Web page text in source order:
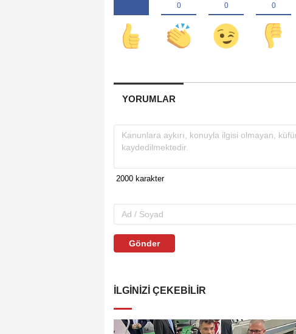
YORUMLAR
Gönder
İLGINIZI ÇEKEBILIR